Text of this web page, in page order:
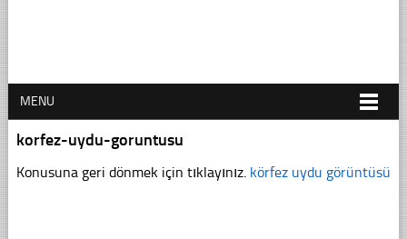
MENU
korfez-uydu-goruntusu
Konusuna geri dönmek için tıklayınız. körfez uydu görüntüsü